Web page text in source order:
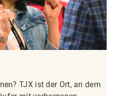
TJX ist der Ort, an dem